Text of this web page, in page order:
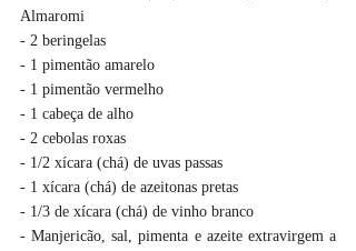
Almaromi
- 2 beringelas
- 1 pimentão amarelo
- 1 pimentão vermelho
- 1 cabeça de alho
- 2 cebolas roxas
- 1/2 xícara (chá) de uvas passas
- 1 xícara (chá) de azeitonas pretas
- 1/3 de xícara (chá) de vinho branco
- Manjericão, sal, pimenta e azeite extravirgem a